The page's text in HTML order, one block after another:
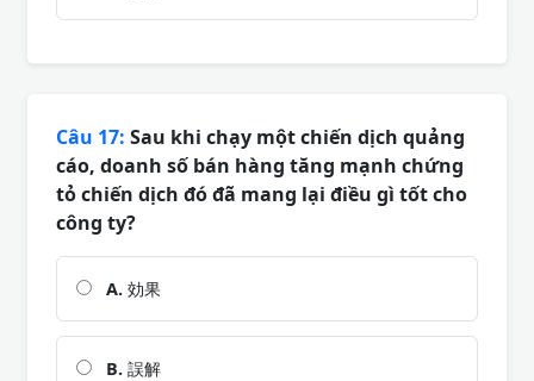
Câu 17: Sau khi chạy một chiến dịch quảng
cáo, doanh số bán hàng tăng mạnh chứng
tỏ chiến dịch đó đã mang lại điều gì tốt cho
công ty?
A. 効果
B. 誤解